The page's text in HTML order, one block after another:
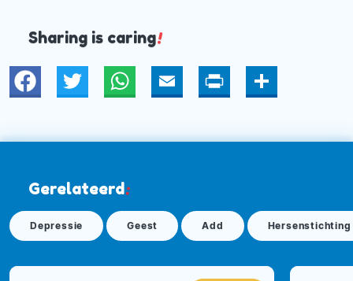
Sharing is caring!
Twitter WhatsAppEmail Print Deel
Gerelateerd:
Depressie Geest Add Hersenstichting